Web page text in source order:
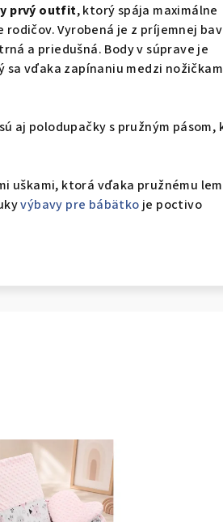
prvý outfit, ktorý spája maximálne
Vyrobená je z príjemnej
a priedušná. Body v súprave je
vďaka zapínaniu medzi
aj polodupačky s pružným pásom,
uškami, ktorá vďaka pružnému
výbavy pre bábätko je poctivo